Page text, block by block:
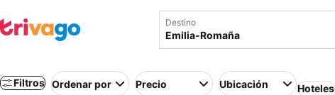
Destino
Filtros Ordenar por Precio Ubicación Hoteles